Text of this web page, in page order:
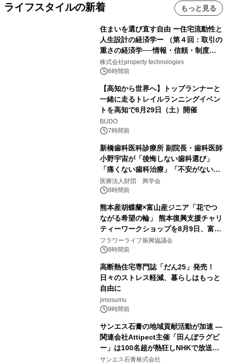
ライフスタイルの新着 もっと見る
住まいを選び直す自由 ー住宅流動性と
人生設計の経済学ー （第４回：取引の
重さの経済学──情報・信頼・制度を
PropTechはどう組み替えるか）｜
PropTech-Lab
株式会社property technologies
6時間前
【高知から世界へ】トップランナーと
一緒に走るトレイルランニングイベン
トを高知で8月29日（土）開催
BUDO
7時間前
新橋歯科医科診療所 副院長・歯科医師
小野宇宙が「後悔しない歯科選び」
「痛くない歯科治療」「不安がない治
療計画」をテーマに専門監修
医療法人財団 興学会
8時間前
熊本産胡蝶蘭×富山産ジニア「花でつ
ながる希望の輪」 熊本復興支援チャリ
ティーワークショップを8月9日、富
山・射水で開催
フラワーライフ振興協議会
8時間前
高断熱住宅専門誌「だん25」発売！
日々のストレス軽減、暮らしはもっと
自由に
jimosumu
9時間前
サンエス石膏の地域貢献活動が加速 ―
関連会社Attipect主催「田んぼラグビ
ー」は100名超が熱狂しNHKで放送さ
れました。
サンエス石膏株式会社